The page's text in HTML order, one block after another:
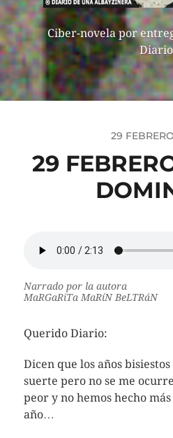
Ciber-novela por
Diario
29
29
Narrado por la autora
MaRGaRiTa MaRíN BeLTRáN
Querido Diario:
Dicen que los años
suerte pero no se me
peor y no hemos hecho
año…